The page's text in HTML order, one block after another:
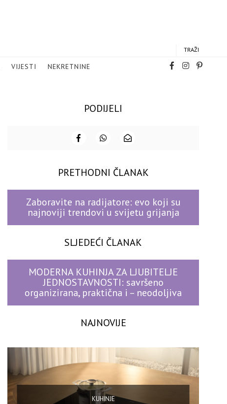
TRAŽI
VIJESTI NEKRETNINE
PODIJELI
PRETHODNI ČLANAK
Zaboravite na radijatore: evo koji su
najnoviji trendovi u svijetu grijanja
SLJEDEĆI ČLANAK
MODERNA KUHINJA ZA LJUBITELJE
JEDNOSTAVNOSTI: savršeno
organizirana, praktična i – neodoljiva
NAJNOVIJE
KUHINJE